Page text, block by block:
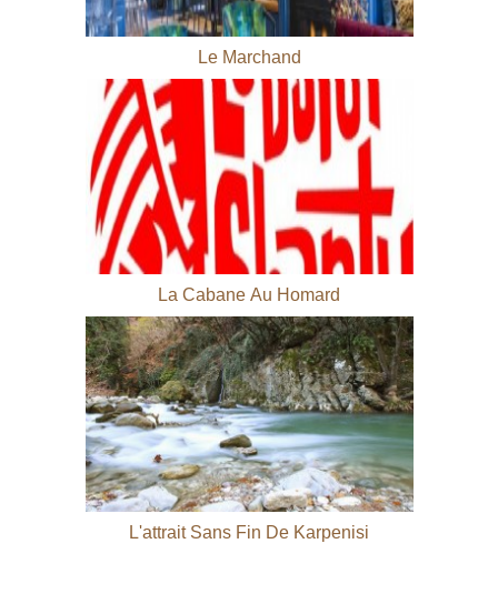
Le Marchand
La Cabane Au Homard
L'attrait Sans Fin De Karpenisi